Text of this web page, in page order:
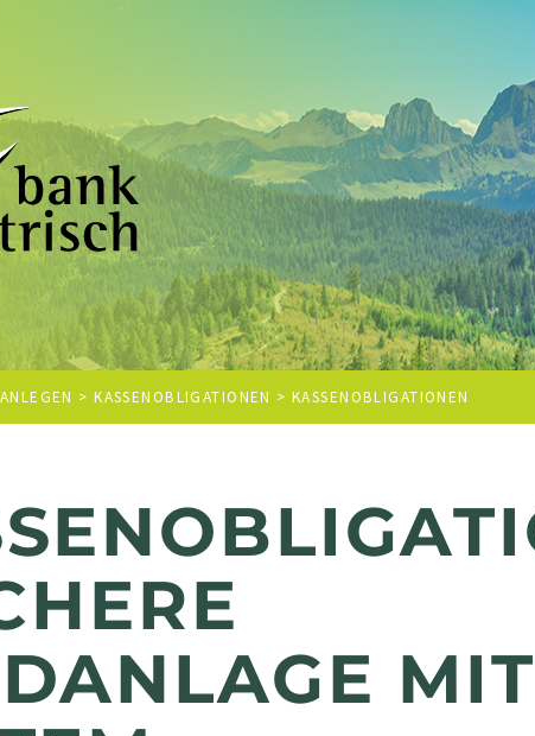
ANLEGEN >KASSENOBLIGATIONEN > KASSENOBLIGATIONEN
MIT